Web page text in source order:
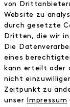
Jobs
Instagram
Facebook
Kontakt
FAQ
von
Website zu
durch gesetzte
Dritten, die wir in
Die
eines
kann erteilt oder
nicht
Zeitpunkt zu
unser
Impressum